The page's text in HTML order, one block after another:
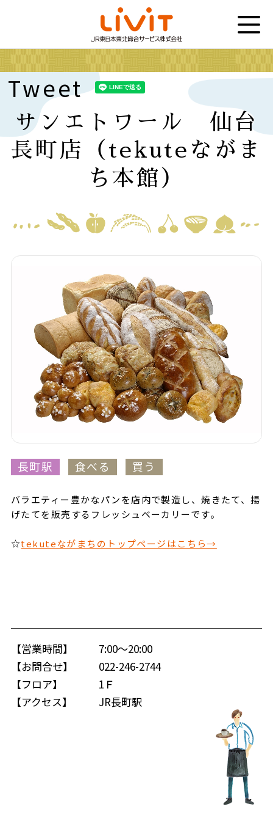
Tweet
サンエトワール 仙台
長町店（tekuteながま
ち本館）
長町駅 食べる 買う
バラエティー豊かなパンを店内で製造し、焼きたて、揚
げたてを販売するフレッシュベーカリーです。
☆tekuteながまちのトップページはこちら→
【営業時間】
7:00～20:00
【お問合せ】
022-246-2744
【フロア】
1Ｆ
【アクセス】
JR長町駅